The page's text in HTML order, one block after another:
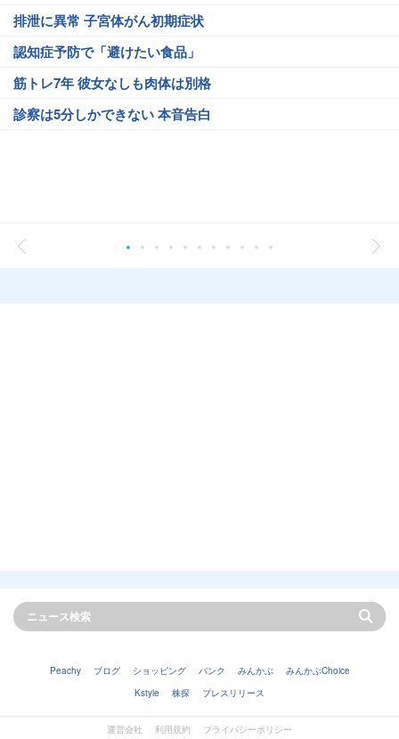
排泄に異常 子宮体がん初期症状
認知症予防で「避けたい食品」
筋トレ7年 彼女なしも肉体は別格
診察は5分しかできない 本音告白
Peachy ブログ ショッピング バンク みんかぶ
みんかぶChoice
Kstyle
株探 プレスリリース
運営会社 利用規約 プライバシーポリシー